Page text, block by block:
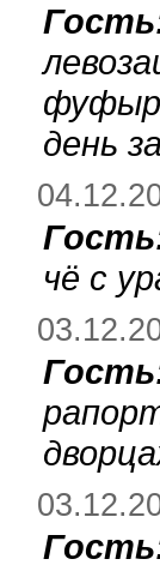
день
чё с